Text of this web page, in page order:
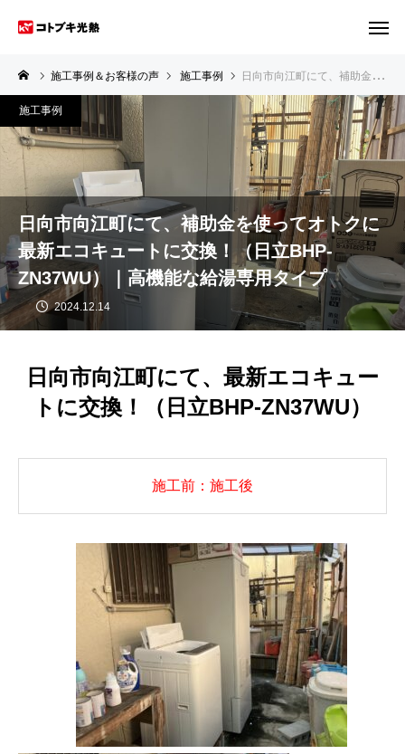
施工事例＆お客様の声 施工事例 日向市向江町にて、補助金を使ってオトクに最新エコキュートに交換！（日立BHP-ZN37WU）｜高機能な給湯専用タイプ
日向市向江町にて、補助金を使ってオトクに
最新エコキュートに交換！（日立BHP-
ZN37WU）｜高機能な給湯専用タイプ
2024.12.14
施工事例
日向市向江町にて、最新エコキュー
トに交換！（日立BHP-ZN37WU）
施工前：施工後